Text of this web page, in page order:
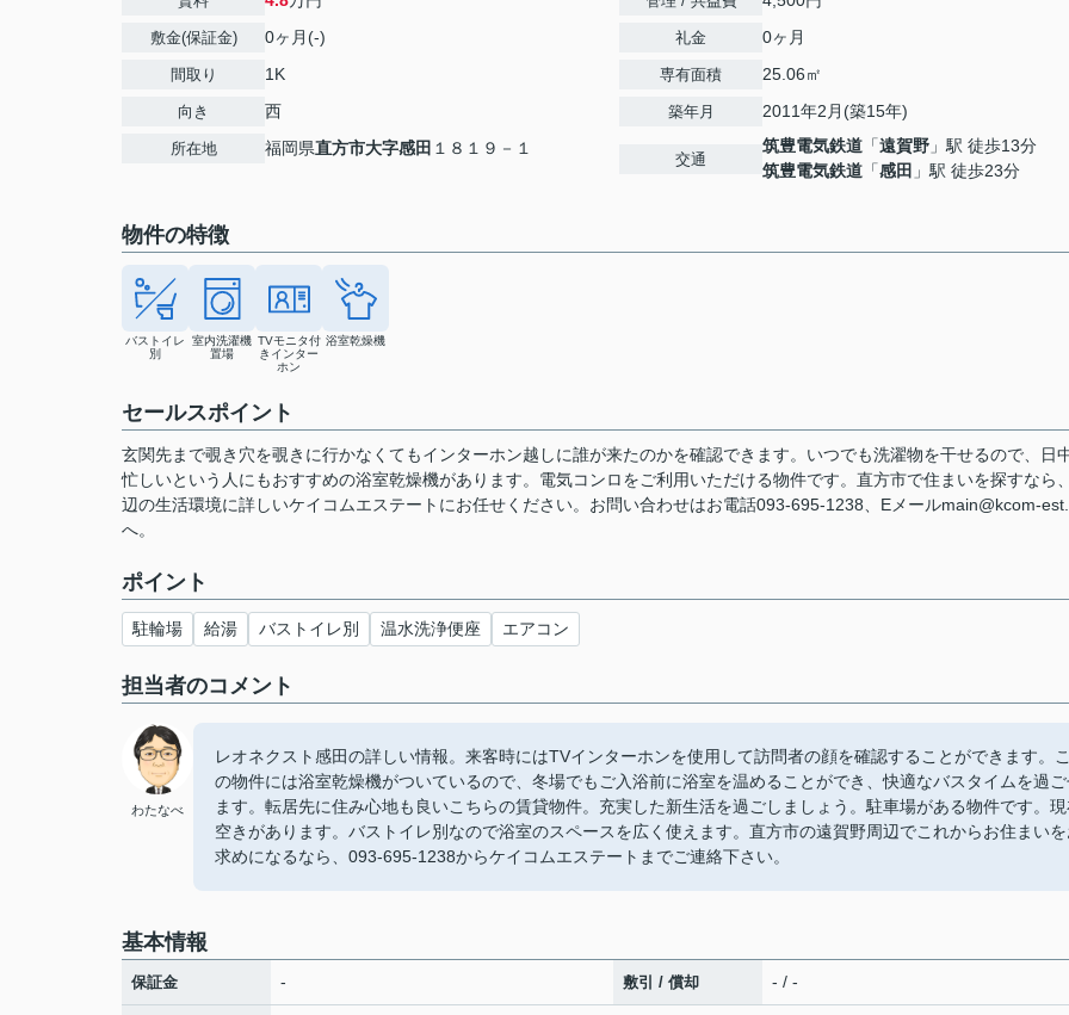
敷金(保証金) 0ヶ月(-)
間取り 1K
向き 西
所在地 福岡県直方市大字感田 １８１９－１
礼金 0ヶ月
専有面積 25.06㎡
築年月 2011年2月(築15年)
交通
筑豊電気鉄道 「遠賀野 」駅 徒歩13分
筑豊電気鉄道 「感田 」駅 徒歩23分
物件の特徴
バストイレ
別
室内洗濯機
置場
TVモニタ付
きインター
ホン
浴室乾燥機
セールスポイント
玄関先まで覗き穴を覗きに行かなくてもインターホン越しに誰が来たのかを確認できます。いつでも洗濯物を干せるので、日
忙しいという人にもおすすめの浴室乾燥機があります。電気コンロをご利用いただける物件です。直方市で住まいを探すなら
辺の生活環境に詳しいケイコムエステートにお任せください。お問い合わせはお電話093-695-1238、Eメールmain@kcom-
へ。
ポイント
駐輪場 給湯 バストイレ別 温水洗浄便座 エアコン
担当者のコメント
わたなべ
レオネクスト感田の詳しい情報。来客時にはTVインターホンを使用して訪問者の顔を確認することができます。
の物件には浴室乾燥機がついているので、冬場でもご入浴前に浴室を温めることができ、快適なバスタイムを過
ます。転居先に住み心地も良いこちらの賃貸物件。充実した新生活を過ごしましょう。駐車場がある物件です。
空きがあります。バストイレ別なので浴室のスペースを広く使えます。直方市の遠賀野周辺でこれからお住まい
求めになるなら、093-695-1238からケイコムエステートまでご連絡下さい。
基本情報
保証金 - 敷引 / 償却 - / -